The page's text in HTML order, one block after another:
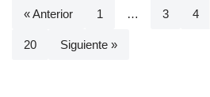
« Anterior 1 … 3 4
20 Siguiente »